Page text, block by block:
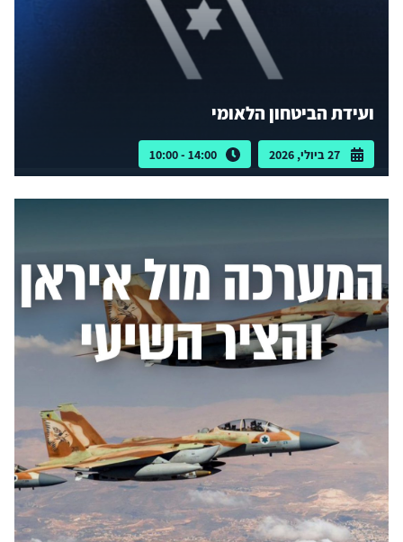
ועידת הביטחון הלאומי
27 ביולי, 2026 14:00 - 10:00